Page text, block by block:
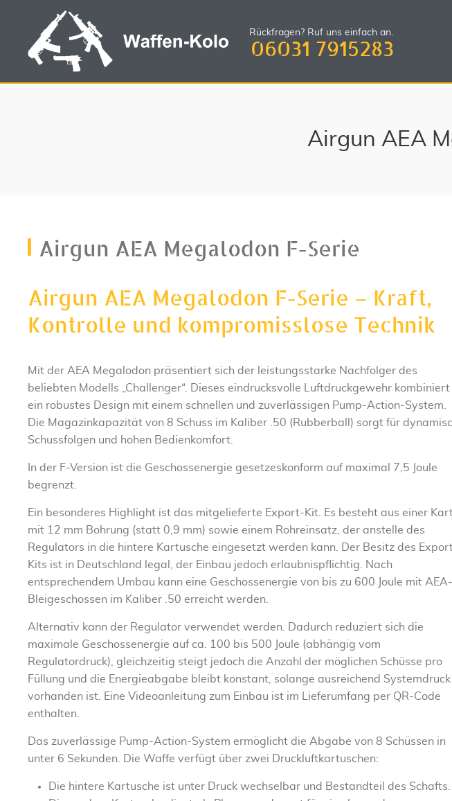
Rückfragen? Ruf uns einfach an.
06031 7915283
Airgun AEA
Airgun AEA Megalodon F-Serie
Airgun AEA Megalodon F-Serie – Kraft,
Kontrolle und kompromisslose Technik
Mit der AEA Megalodon präsentiert sich der leistungsstarke Nachfolger des
beliebten Modells „Challenger“. Dieses eindrucksvolle Luftdruckgewehr kombiniert
ein robustes Design mit einem schnellen und zuverlässigen Pump-Action-System.
Die Magazinkapazität von 8 Schuss im Kaliber .50 (Rubberball) sorgt für
Schussfolgen und hohen Bedienkomfort.
In der F-Version ist die Geschossenergie gesetzeskonform auf maximal 7,5 Joule
begrenzt.
Ein besonderes Highlight ist das mitgelieferte Export-Kit. Es besteht aus einer
mit 12 mm Bohrung (statt 0,9 mm) sowie einem Rohreinsatz, der anstelle des
Regulators in die hintere Kartusche eingesetzt werden kann. Der Besitz des
Kits ist in Deutschland legal, der Einbau jedoch erlaubnispflichtig. Nach
entsprechendem Umbau kann eine Geschossenergie von bis zu 600 Joule mit AEA-
Bleigeschossen im Kaliber .50 erreicht werden.
Alternativ kann der Regulator verwendet werden. Dadurch reduziert sich die
maximale Geschossenergie auf ca. 100 bis 500 Joule (abhängig vom
Regulatordruck), gleichzeitig steigt jedoch die Anzahl der möglichen Schüsse pro
Füllung und die Energieabgabe bleibt konstant, solange ausreichend Systemdruck
vorhanden ist. Eine Videoanleitung zum Einbau ist im Lieferumfang per QR-Code
enthalten.
Das zuverlässige Pump-Action-System ermöglicht die Abgabe von 8 Schüssen in
unter 6 Sekunden. Die Waffe verfügt über zwei Druckluftkartuschen:
Die hintere Kartusche ist unter Druck wechselbar und Bestandteil des Schafts.